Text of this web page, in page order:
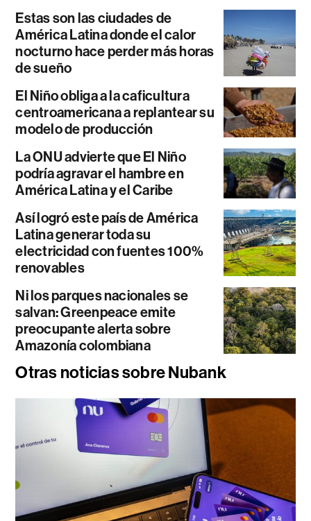
Estas son las ciudades de
América Latina donde el calor
nocturno hace perder más horas
de sueño
El Niño obliga a la caficultura
centroamericana a replantear su
modelo de producción
La ONU advierte que El Niño
podría agravar el hambre en
América Latina y el Caribe
Así logró este país de América
Latina generar toda su
electricidad con fuentes 100%
renovables
Ni los parques nacionales se
salvan: Greenpeace emite
preocupante alerta sobre
Amazonía colombiana
Otras noticias sobre Nubank